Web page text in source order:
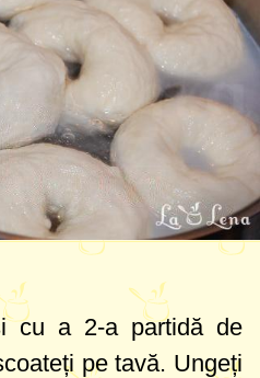
cu a 2-a partidă de
pe tavă. Ungeți